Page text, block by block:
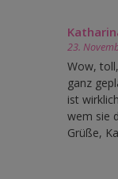
23.
Wow,
ganz
ist
wem sie
Grüße,